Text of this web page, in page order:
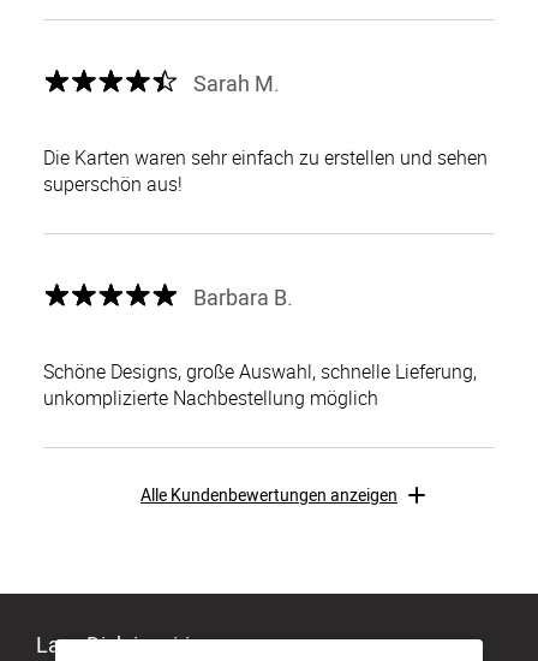
Sarah M.
Die Karten waren sehr einfach zu erstellen und sehen
superschön aus!
Barbara B.
Schöne Designs, große Auswahl, schnelle Lieferung,
unkomplizierte Nachbestellung möglich
Alle Kundenbewertungen anzeigen
Lass Dich inspirieren